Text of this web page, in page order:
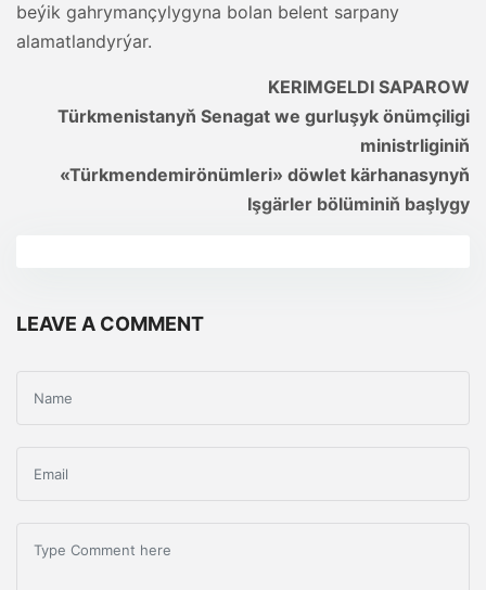
beýik gahrymançylygyna bolan belent sarpany
alamatlandyrýar.
KERIMGELDI SAPAROW
Türkmenistanyň Senagat we gurluşyk önümçiligi
ministrliginiň
«Türkmendemirönümleri» döwlet kärhanasynyň
Işgärler bölüminiň başlygy
LEAVE A COMMENT